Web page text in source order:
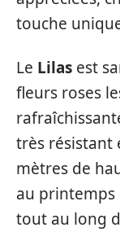
touche
Le Lilas est
fleurs roses
très résistant
mètres de
au
tout au long